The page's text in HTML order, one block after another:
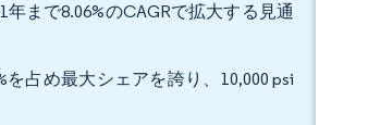
まで8.06%のCAGRで拡大する見通
占め最大シェアを誇り、10,000 psi